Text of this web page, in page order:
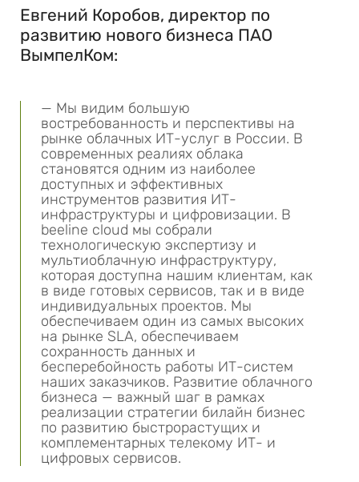
Евгений Коробов, директор по
развитию нового бизнеса ПАО
ВымпелКом:
— Мы видим большую
востребованность и перспективы на
рынке облачных ИТ-услуг в России. В
современных реалиях облака
становятся одним из наиболее
доступных и эффективных
инструментов развития ИТ-
инфраструктуры и цифровизации. В
beeline cloud мы собрали
технологическую экспертизу и
мультиоблачную инфраструктуру,
которая доступна нашим клиентам, как
в виде готовых сервисов, так и в виде
индивидуальных проектов. Мы
обеспечиваем один из самых высоких
на рынке SLA, обеспечиваем
сохранность данных и
бесперебойность работы ИТ-систем
наших заказчиков. Развитие облачного
бизнеса — важный шаг в рамках
реализации стратегии билайн бизнес
по развитию быстрорастущих и
комплементарных телекому ИТ- и
цифровых сервисов.